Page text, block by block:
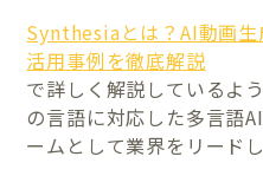
Synthesiaとは？AI動画生
活用事例を徹底解説
で詳しく解説しているよ
の言語に対応した多言語
ームとして業界をリードし